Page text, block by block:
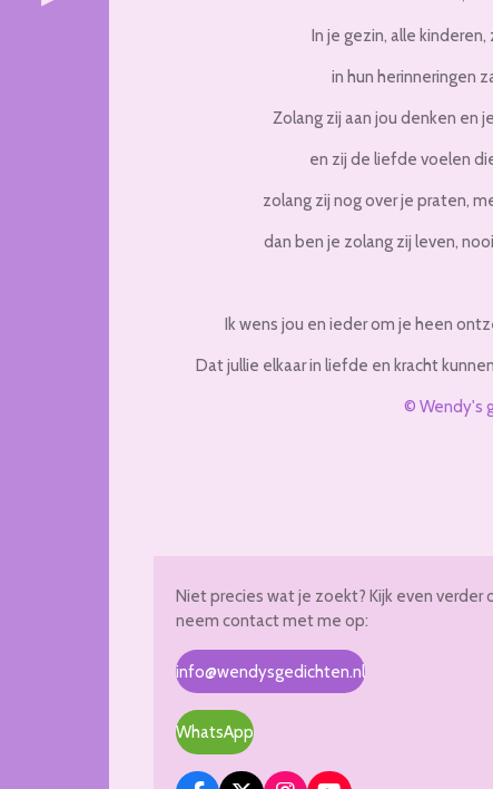
In je gezin, alle
in hun herinneringen
Zolang zij aan jou denken en
en zij de liefde voelen
zolang zij nog over je praten,
dan ben je zolang zij leven,
Ik wens jou en ieder om je heen
Dat jullie elkaar in liefde en kracht
© Wendy's
Niet precies wat je zoekt? Kijk even verder
neem contact met me op:
info@wendysgedichten.nl
WhatsApp